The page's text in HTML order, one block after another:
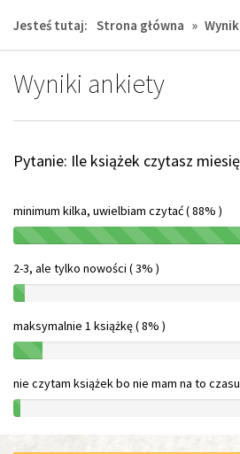
Jesteś tutaj: Strona główna »
Wyniki ankiety
Pytanie: Ile książek czytasz
minimum kilka, uwielbiam czytać ( 88% )
88%
2-3, ale tylko nowości ( 3% )
3%
maksymalnie 1 książkę ( 8% )
8%
nie czytam książek bo nie mam na to
2%